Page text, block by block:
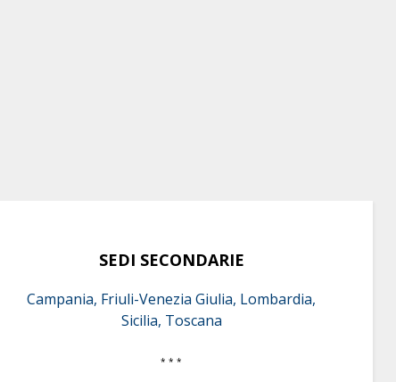
SEDI SECONDARIE
Campania, Friuli-Venezia Giulia, Lombardia,
Sicilia, Toscana
* * *